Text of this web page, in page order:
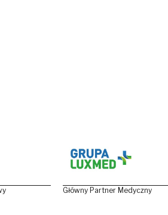
Główny Partner Medyczny